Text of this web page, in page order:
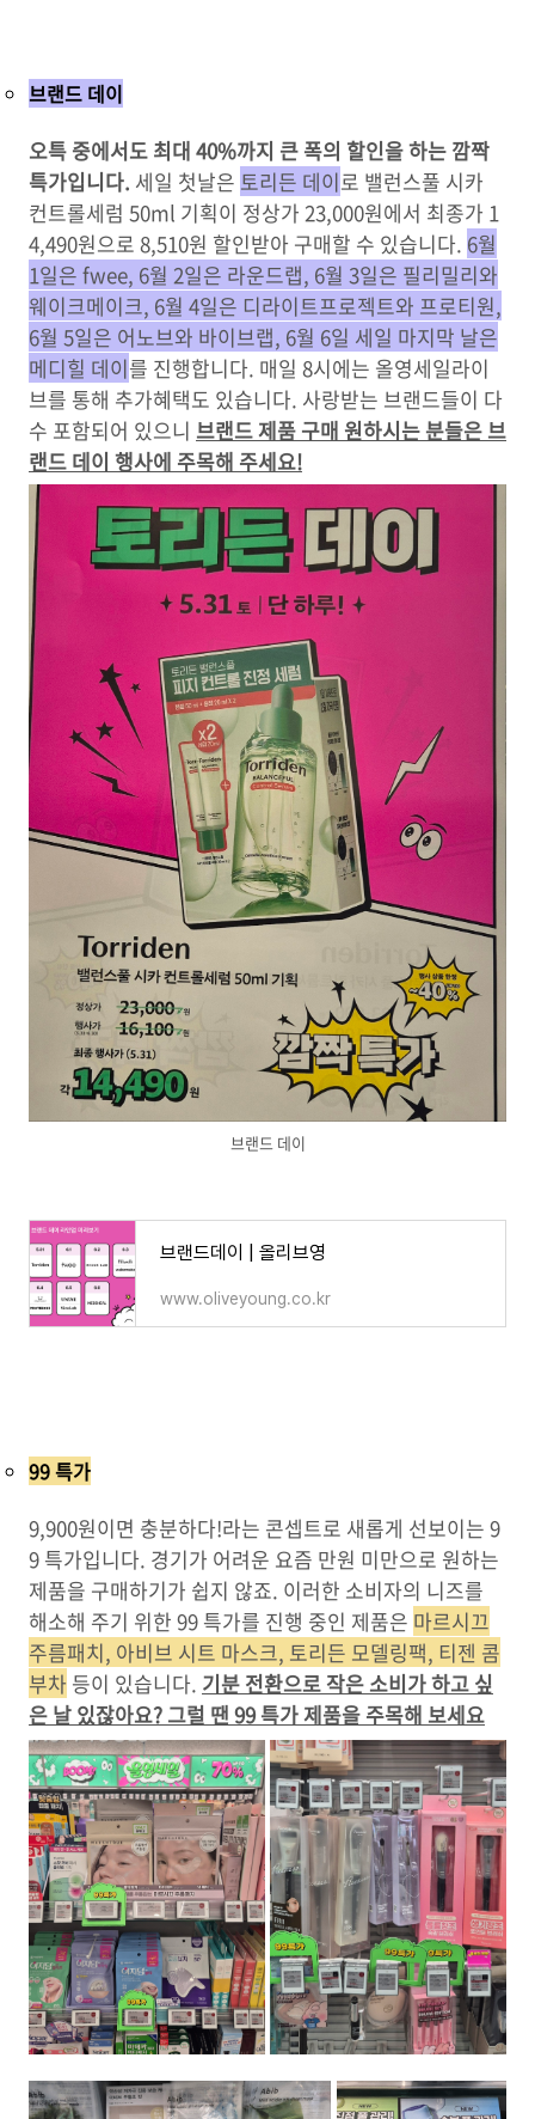
브랜드 데이
오특 중에서도 최대 40%까지 큰 폭의 할인을 하는 깜짝
특가입니다. 세일 첫날은 토리든 데이로 밸런스풀 시카
컨트롤세럼 50ml 기획이 정상가 23,000원에서 최종가 1
4,490원으로 8,510원 할인받아 구매할 수 있습니다. 6월
1일은 fwee, 6월 2일은 라운드랩, 6월 3일은 필리밀리와
웨이크메이크, 6월 4일은 디라이트프로젝트와 프로티원,
6월 5일은 어노브와 바이브랩, 6월 6일 세일 마지막 날은
메디힐 데이를 진행합니다. 매일 8시에는 올영세일라이
브를 통해 추가혜택도 있습니다. 사랑받는 브랜드들이 다
수 포함되어 있으니 브랜드 제품 구매 원하시는 분들은 브
랜드 데이 행사에 주목해 주세요!
브랜드 데이
브랜드데이 | 올리브영
www.oliveyoung.co.kr
99 특가
9,900원이면 충분하다!라는 콘셉트로 새롭게 선보이는 9
9 특가입니다. 경기가 어려운 요즘 만원 미만으로 원하는
제품을 구매하기가 쉽지 않죠. 이러한 소비자의 니즈를
해소해 주기 위한 99 특가를 진행 중인 제품은 마르시끄
주름패치, 아비브 시트 마스크, 토리든 모델링팩, 티젠 콤
부차 등이 있습니다. 기분 전환으로 작은 소비가 하고 싶
은 날 있잖아요? 그럴 땐 99 특가 제품을 주목해 보세요